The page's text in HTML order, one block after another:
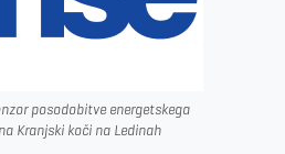
posodobitve energetskega
Kranjski koči na Ledinah